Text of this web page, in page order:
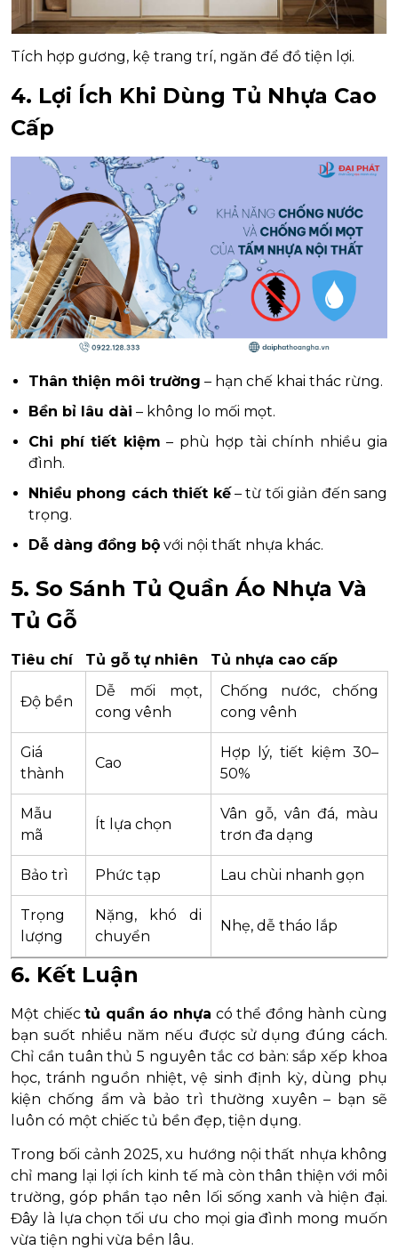
Tích hợp gương, kệ trang trí, ngăn để đồ tiện lợi.
4. Lợi Ích Khi Dùng Tủ Nhựa Cao
Cấp
Thân thiện môi trường – hạn chế khai thác rừng.
Bền bỉ lâu dài – không lo mối mọt.
Chi phí tiết kiệm – phù hợp tài chính nhiều gia
đình.
Nhiều phong cách thiết kế– từ tối giản đến sang
trọng.
Dễ dàng đồng bộ với nội thất nhựa khác.
5. So Sánh Tủ Quần Áo Nhựa Và
Tủ Gỗ
Tiêu chí Tủ gỗ tự nhiên Tủ nhựa cao cấp
Độ bền
Dễ mối mọt,
cong vênh
Chống nước, chống
cong vênh
Giá
thành
Cao
Hợp lý, tiết kiệm 30–
50%
Mẫu
mã
Ít lựa chọn
Vân gỗ, vân đá, màu
trơn đa dạng
Bảo trì Phức tạp Lau chùi nhanh gọn
Trọng
lượng
Nặng, khó di
chuyển
Nhẹ, dễ tháo lắp
6. Kết Luận
Một chiếctủ quần áo nhựa có thể đồng hành cùng
bạn suốt nhiều năm nếu được sử dụng đúng cách.
Chỉ cần tuân thủ 5 nguyên tắc cơ bản: sắp xếp khoa
học, tránh nguồn nhiệt, vệ sinh định kỳ, dùng phụ
kiện chống ẩm và bảo trì thường xuyên – bạn sẽ
luôn có một chiếc tủ bền đẹp, tiện dụng.
Trong bối cảnh 2025, xu hướng nội thất nhựa không
chỉ mang lại lợi ích kinh tế mà còn thân thiện với môi
trường, góp phần tạo nên lối sống xanh và hiện đại.
Đây là lựa chọn tối ưu cho mọi gia đình mong muốn
vừa tiện nghi vừa bền lâu.